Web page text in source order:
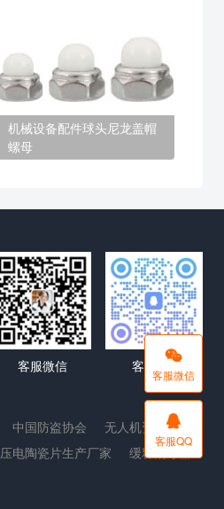
机械设备配件球头尼龙盖帽
螺母

客服微信

客服QQ
客服微信 客服QQ
中国防盗协会
无人机资讯
压电陶瓷片生产厂家 缓释消毒器